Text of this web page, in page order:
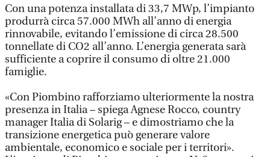
Con una potenza installata di 33,7 MWp, l’impianto
produrrà circa 57.000 MWh all’anno di energia
rinnovabile, evitando l’emissione di circa 28.500
tonnellate di CO2 all’anno. L’energia generata sarà
sufficiente a coprire il consumo di oltre 21.000
famiglie.
«Con Piombino rafforziamo ulteriormente la nostra
presenza in Italia – spiega Agnese Rocco, country
manager Italia di Solarig – e dimostriamo che la
transizione energetica può generare valore
ambientale, economico e sociale per i territori».